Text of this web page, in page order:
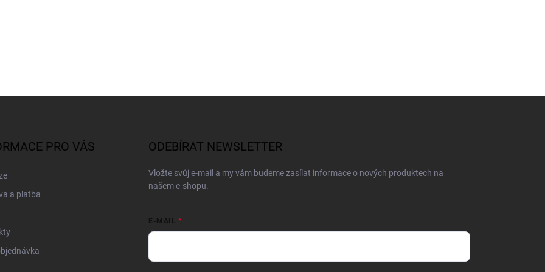
PRO VÁS
a platba
ODEBÍRAT NEWSLETTER
Vložte svůj e-mail a my vám budeme zasílat informace o nových produktech na
našem e-shopu.
E-MAIL